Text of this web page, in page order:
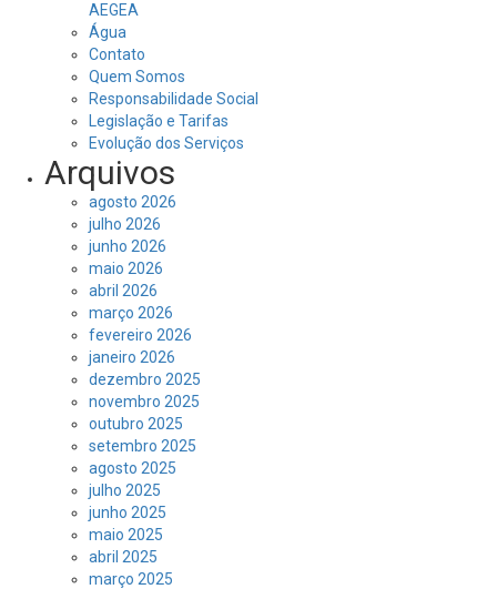
AEGEA
Água
Contato
Quem Somos
Responsabilidade Social
Legislação e Tarifas
Evolução dos Serviços
Arquivos
agosto 2026
julho 2026
junho 2026
maio 2026
abril 2026
março 2026
fevereiro 2026
janeiro 2026
dezembro 2025
novembro 2025
outubro 2025
setembro 2025
agosto 2025
julho 2025
junho 2025
maio 2025
abril 2025
março 2025